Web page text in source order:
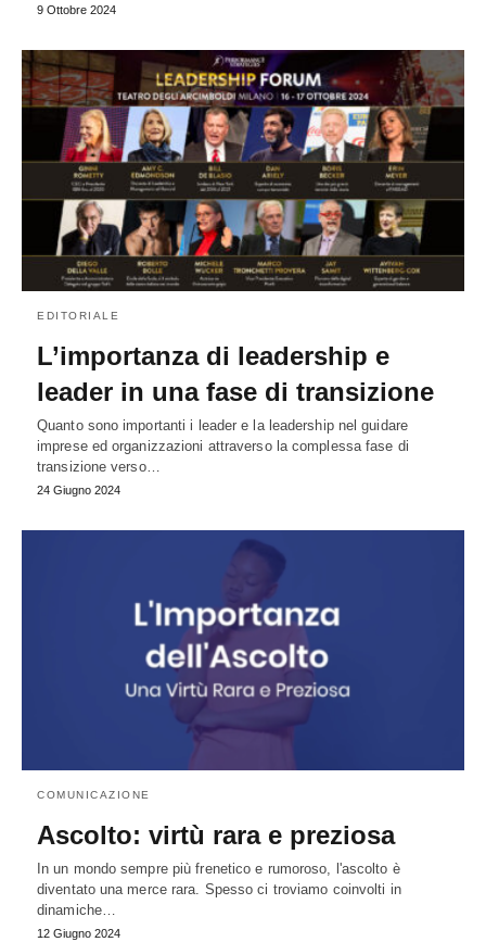
9 Ottobre 2024
EDITORIALE
L’importanza di leadership e
leader in una fase di transizione
Quanto sono importanti i leader e la leadership nel guidare
imprese ed organizzazioni attraverso la complessa fase di
transizione verso…
24 Giugno 2024
COMUNICAZIONE
Ascolto: virtù rara e preziosa
In un mondo sempre più frenetico e rumoroso, l'ascolto è
diventato una merce rara. Spesso ci troviamo coinvolti in
dinamiche…
12 Giugno 2024